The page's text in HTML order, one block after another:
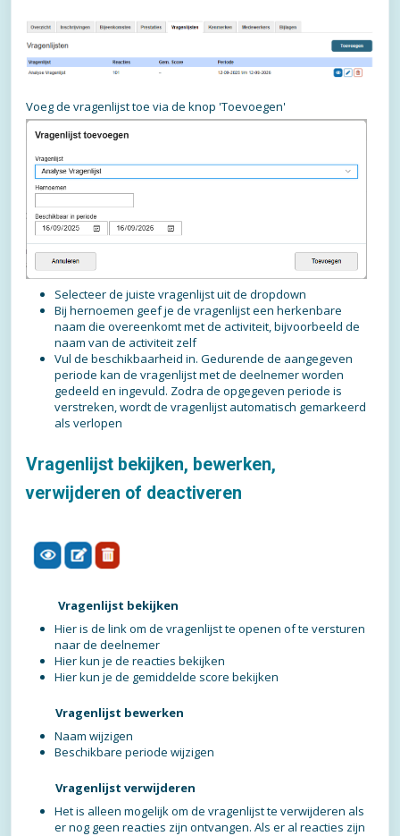
Voeg de vragenlijst toe via de knop 'Toevoegen'
Selecteer de juiste vragenlijst uit de dropdown
Bij hernoemen geef je de vragenlijst een herkenbare
naam die overeenkomt met de activiteit, bijvoorbeeld de
naam van de activiteit zelf
Vul de beschikbaarheid in. Gedurende de aangegeven
periode kan de vragenlijst met de deelnemer worden
gedeeld en ingevuld. Zodra de opgegeven periode is
verstreken, wordt de vragenlijst automatisch gemarkeerd
als verlopen
Vragenlijst bekijken, bewerken,
verwijderen of deactiveren
Vragenlijst bekijken
Hier is de link om de vragenlijst te openen of te versturen
naar de deelnemer
Hier kun je de reacties bekijken
Hier kun je de gemiddelde score bekijken
Vragenlijst bewerken
Naam wijzigen
Beschikbare periode wijzigen
Vragenlijst verwijderen
Het is alleen mogelijk om de vragenlijst te verwijderen als
er nog geen reacties zijn ontvangen. Als er al reacties zijn